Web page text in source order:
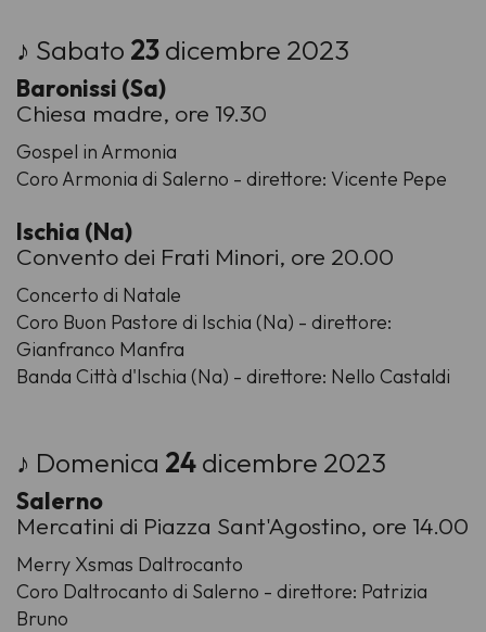
♪ Sabato 23dicembre 2023
Baronissi (Sa)
Chiesa madre, ore 19.30
Gospel in Armonia
Coro Armonia di Salerno - direttore: Vicente Pepe
Ischia (Na)
Convento dei Frati Minori, ore 20.00
Concerto di Natale
Coro Buon Pastore di Ischia (Na) - direttore:
Gianfranco Manfra
Banda Città d'Ischia (Na) - direttore: Nello Castaldi
♪ Domenica 24dicembre 2023
Salerno
Mercatini di Piazza Sant'Agostino, ore 14.00
Merry Xsmas Daltrocanto
Coro Daltrocanto di Salerno - direttore: Patrizia
Bruno